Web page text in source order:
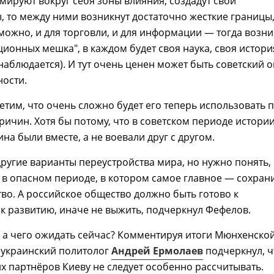
то между ними возникнут достаточно жесткие границы,
и для торговли, и для информации — тогда
мешка", в каждом будет своя наука, своя
И тут очень ценен может быть советский
что очень сложно будет его теперь использовать
Хотя бы потому, что в советском периоде
были вместе, а не воевали друг с другом.
варианты переустройства мира, но нужно понять,
опасном периоде, в котором самое главное —
А российское общество должно быть готово к
развитию, иначе не выжить, подчеркнул Фефелов.
чего ожидать сейчас? Комментируя итоги
политологАндрей Ермолаев подчеркнул,
партнёров Киеву не следует особенно рассчитывать.